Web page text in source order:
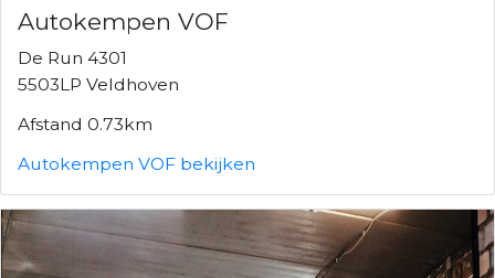
Autokempen VOF
De Run 4301
5503LP Veldhoven
Afstand 0.73km
Autokempen VOF bekijken